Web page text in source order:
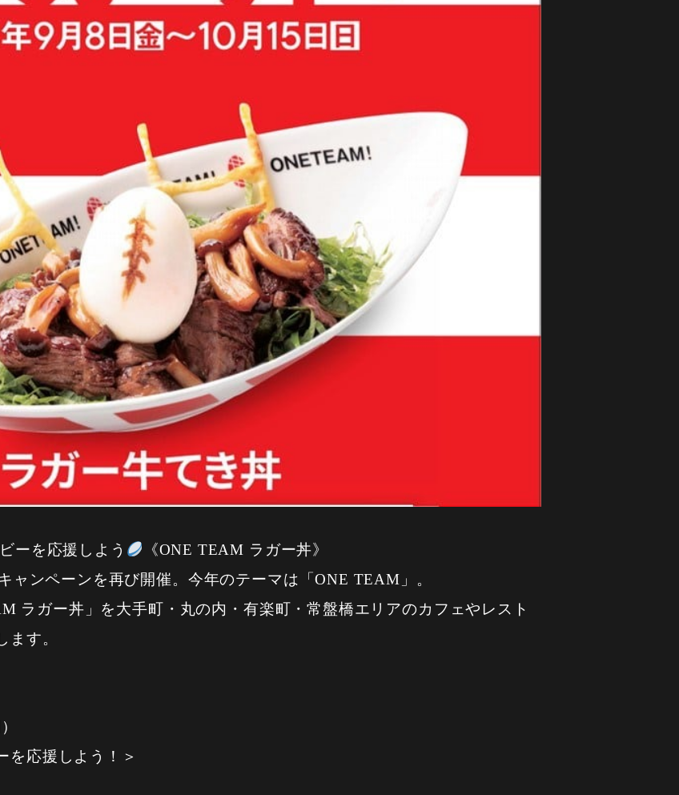
ーを応援しよう
《ONE TEAM ラガー丼》
ャンペーンを再び開催。今年のテーマは「ONE TEAM」。
ラガー丼」を大手町・丸の内・有楽町・常盤橋エリアのカフェやレスト
ます。
を応援しよう！＞